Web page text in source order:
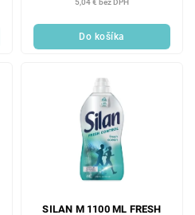
5,04 € bez DPH
Do košíka
SILAN M 1100 ML FRESH